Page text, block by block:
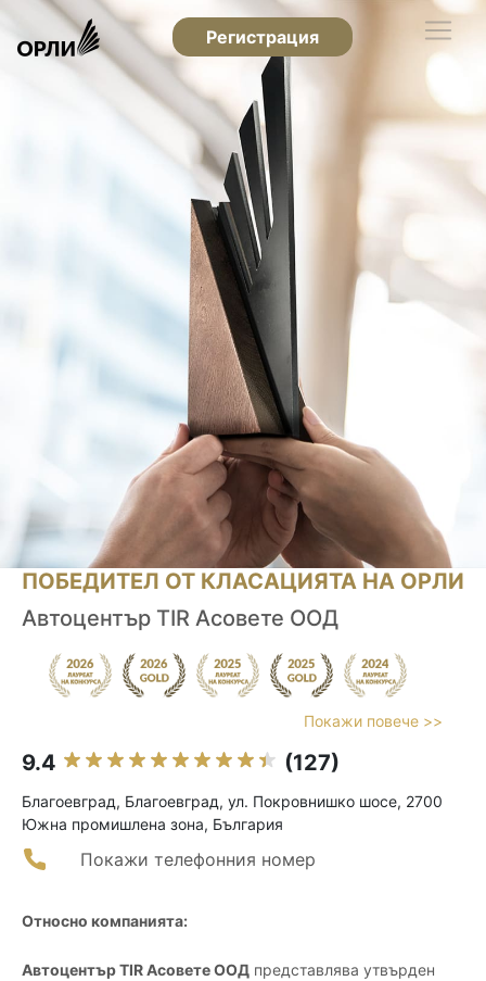
Регистрация
ПОБЕДИТЕЛ ОТ КЛАСАЦИЯТА НА ОРЛИ
Автоцентър TIR Асовете ООД
Покажи повече >>
9.4 (127)
Благоевград, Благоевград, ул. Покровнишко шосе, 2700
Южна промишлена зона, България
Покажи телефонния номер
Относно компанията:
Автоцентър TIR Асовете ООД представлява утвърден